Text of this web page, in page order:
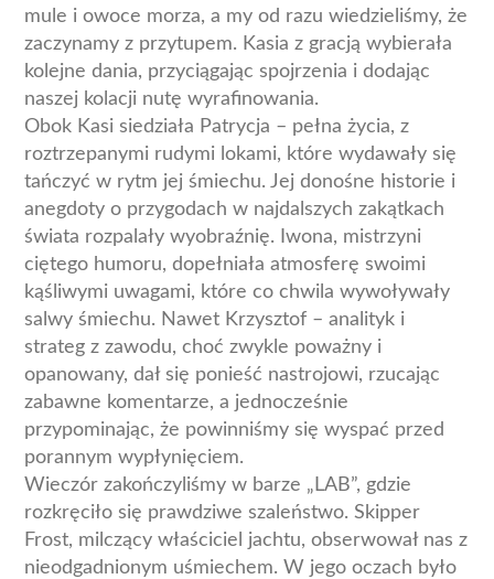
mule i owoce morza, a my od razu wiedzieliśmy, że
zaczynamy z przytupem. Kasia z gracją wybierała
kolejne dania, przyciągając spojrzenia i dodając
naszej kolacji nutę wyrafinowania.
Obok Kasi siedziała Patrycja – pełna życia, z
roztrzepanymi rudymi lokami, które wydawały się
tańczyć w rytm jej śmiechu. Jej donośne historie i
anegdoty o przygodach w najdalszych zakątkach
świata rozpalały wyobraźnię. Iwona, mistrzyni
ciętego humoru, dopełniała atmosferę swoimi
kąśliwymi uwagami, które co chwila wywoływały
salwy śmiechu. Nawet Krzysztof – analityk i
strateg z zawodu, choć zwykle poważny i
opanowany, dał się ponieść nastrojowi, rzucając
zabawne komentarze, a jednocześnie
przypominając, że powinniśmy się wyspać przed
porannym wypłynięciem.
Wieczór zakończyliśmy w barze „LAB”, gdzie
rozkręciło się prawdziwe szaleństwo. Skipper
Frost, milczący właściciel jachtu, obserwował nas z
nieodgadnionym uśmiechem. W jego oczach było